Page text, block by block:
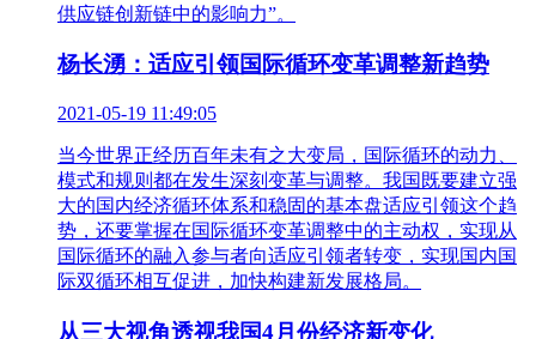
供应链创新链中的影响力”。
杨长湧：适应引领国际循环变革调整新趋势
2021-05-19 11:49:05
当今世界正经历百年未有之大变局，国际循环的动力、
模式和规则都在发生深刻变革与调整。我国既要建立强
大的国内经济循环体系和稳固的基本盘适应引领这个趋
势，还要掌握在国际循环变革调整中的主动权，实现从
国际循环的融入参与者向适应引领者转变，实现国内国
际双循环相互促进，加快构建新发展格局。
从三大视角透视我国4月份经济新变化